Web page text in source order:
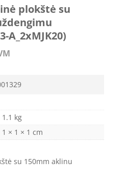
plokštė su
A_2xMJK20)
1.1 kg
1 × 1 × 1 cm
su 150mm aklinu